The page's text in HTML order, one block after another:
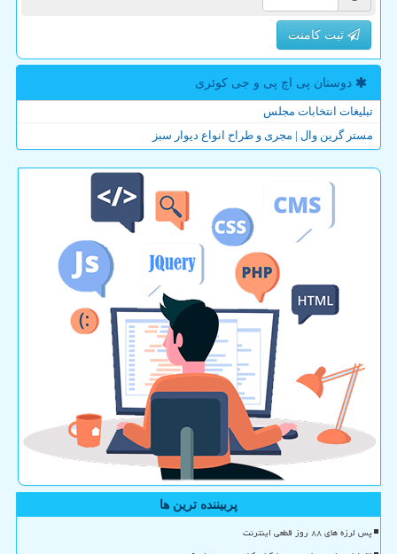
ثبت کامنت
دوستان پی اچ پی و جی كوئری
تبلیغات انتخابات مجلس
مستر گرین وال | مجری و طراح انواع دیوار سبز
پربیننده ترین ها
پس لرزه های ۸۸ روز قطعی اینترنت